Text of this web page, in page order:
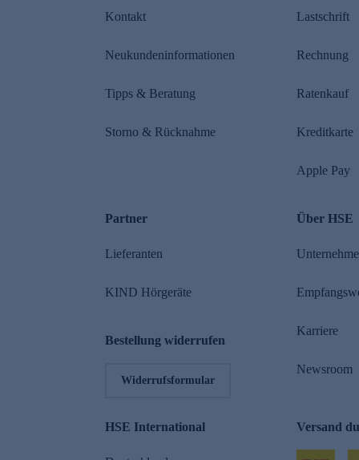
Kontakt
Neukundeninformationen
Tipps & Beratung
Storno & Rücknahme
Lastschrift
Rechnung
Ratenkauf
Kreditkarte
Apple Pay
Partner
Lieferanten
KIND Hörgeräte
Bestellung widerrufen
Widerrufsformular
Über HSE
Karriere
Newsroom
HSE International Versand